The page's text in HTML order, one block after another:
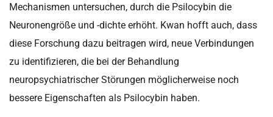
Mechanismen untersuchen, durch die Psilocybin die
Neuronengröße und -dichte erhöht. Kwan hofft auch, dass
diese Forschung dazu beitragen wird, neue Verbindungen
zu identifizieren, die bei der Behandlung
neuropsychiatrischer Störungen möglicherweise noch
bessere Eigenschaften als Psilocybin haben.